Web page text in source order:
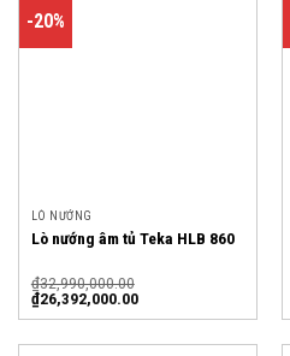
-20%
LÒ NƯỚNG
Lò nướng âm tủ Teka HLB 860
₫32,990,000.00
₫26,392,000.00